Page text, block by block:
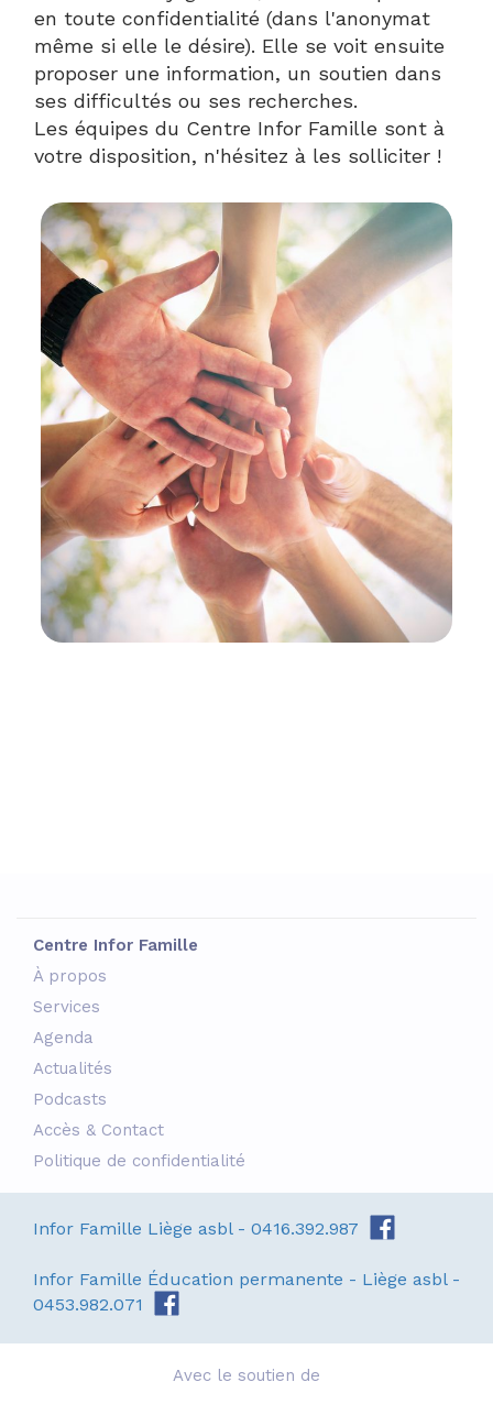
en toute confidentialité (dans l'anonymat
même si elle le désire). Elle se voit ensuite
proposer une information, un soutien dans
ses difficultés ou ses recherches.
Les équipes du Centre Infor Famille sont à
votre disposition, n'hésitez à les solliciter !
Centre Infor Famille
À propos
Services
Agenda
Actualités
Podcasts
Accès & Contact
Politique de confidentialité
Infor Famille Liège asbl - 0416.392.987
Infor Famille Éducation permanente - Liège asbl -
0453.982.071
Avec le soutien de